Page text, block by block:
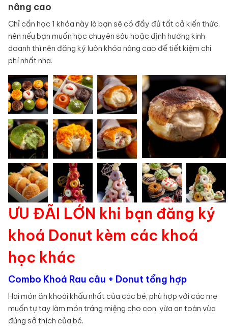
nâng cao
Chỉ cần học 1 khóa này là bạn sẽ có đầy đủ tất cả kiến thức,
nên nếu bạn muốn học chuyên sâu hoặc định hướng kinh
doanh thì nên đăng ký luôn khóa nâng cao để tiết kiệm chi
phí nhất nha.
ƯU ĐÃI LỚN khi bạn đăng ký
khoá Donut kèm các khoá
học khác
Combo Khoá Rau câu + Donut tổng hợp
Hai món ăn khoái khẩu nhất của các bé, phù hợp với các mẹ
muốn tự tay làm món tráng miệng cho con, vừa an toàn vừa
đúng sở thích của bé.